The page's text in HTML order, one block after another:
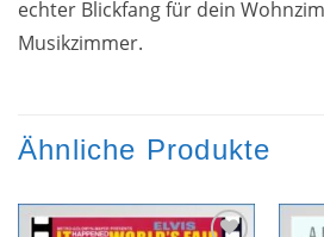
echter Blickfang für dein
Musikzimmer.
Ähnliche Produkte